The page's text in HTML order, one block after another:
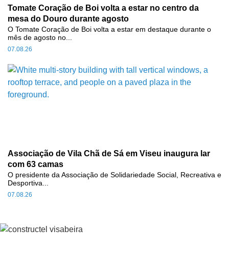
Tomate Coração de Boi volta a estar no centro da
mesa do Douro durante agosto
07.08.26
O Tomate Coração de Boi volta a estar em destaque durante o
mês de agosto no...
Associação de Vila Chã de Sá em Viseu inaugura lar
com 63 camas
07.08.26
O presidente da Associação de Solidariedade Social, Recreativa e
Desportiva...